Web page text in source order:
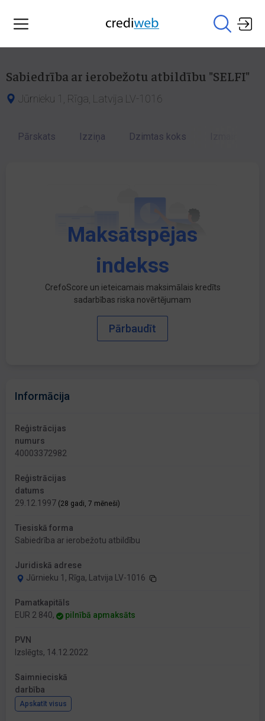
Sabiedrība ar ierobežotu atbildību "SELFI"
Jūrnieku 1, Rīga, Latvija LV-1016
Pārskats Izziņa Dzimtas koks
Maksātspējas
indekss
CrefoScore un ieteicamais maksimālais kredīts
sadarbības riska novērtējumam
Pārbaudīt
Informācija
Reģistrācijas
numurs
40003372982
Reģistrācijas
datums
29.12.1997 (28 gadi, 7 mēneši)
Tiesiskā forma
Sabiedrība ar ierobežotu atbildību
Juridiskā adrese
Jūrnieku 1, Rīga, Latvija LV-1016
Pamatkapitāls
EUR 2 840,
pilnībā apmaksāts
PVN
Izslēgts, 14.12.2022
Saimnieciskā
darbība
Apskatīt visus